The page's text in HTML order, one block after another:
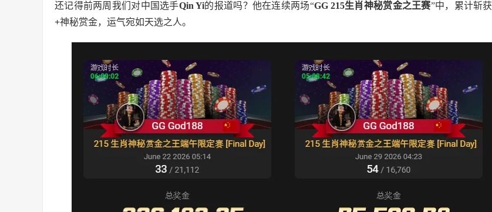
还记得前两周我们对中国选手Qin Yi的报道吗？他在连续两场“GG 215生肖神秘赏金之王赛”中，累计斩获
+神秘赏金，运气宛如天选之人。